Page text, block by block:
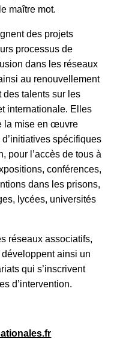
maître mot.
des projets
processus de
dans les réseaux
au renouvellement
des talents sur les
internationale. Elles
la mise en œuvre
d’initiatives spécifiques
pour l’accès de tous à
conférences,
dans les prisons,
lycées, universités
réseaux associatifs,
ainsi un
qui s’inscrivent
d’intervention.